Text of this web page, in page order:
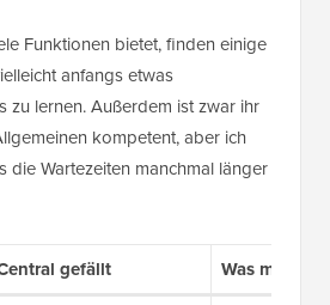
Funktionen bietet, finden einige
anfangs etwas
zu lernen. Außerdem ist zwar ihr
kompetent, aber ich
die Wartezeiten manchmal länger
gefällt Was mir an